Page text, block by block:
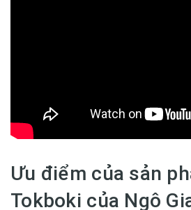
Ưu điểm của sản
Tokboki của Ngô